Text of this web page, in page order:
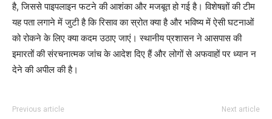
है, जिससे पाइपलाइन फटने की आशंका और मजबूत हो गई है। विशेषज्ञों की टीम
यह पता लगाने में जुटी है कि रिसाव का स्रोत क्या है और भविष्य में ऐसी घटनाओं
को रोकने के लिए क्या कदम उठाए जाएं। स्थानीय प्रशासन ने आसपास की
इमारतों की संरचनात्मक जांच के आदेश दिए हैं और लोगों से अफवाहों पर ध्यान न
देने की अपील की है।
Previous article Next article